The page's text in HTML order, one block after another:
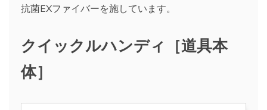
抗菌EXファイバーを施しています。
クイックルハンディ［道具本
体］